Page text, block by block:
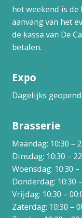
het weekend is
aanvang van het
de kassa van De
betalen.
Expo
Dagelijks
Brasserie
Maandag: 10:30 –
Dinsdag: 10:30 –
Woensdag: 10:30 –
Donderdag: 10:30
Vrijdag: 10:30 –
Zaterdag: 10:30 –